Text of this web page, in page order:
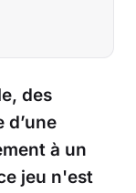
des
d’une
à un
jeu n'est